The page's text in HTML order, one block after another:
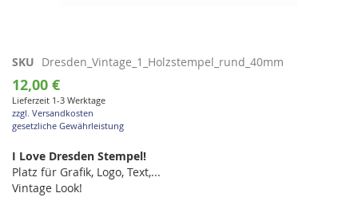
Zum
Anfang
der
Bildgalerie
springen
SKU Dresden_Vintage_1_Holzstempel_rund_40mm
12,00 €
Lieferzeit 1-3 Werktage
zzgl. Versandkosten
gesetzliche Gewährleistung
I Love Dresden Stempel!
Platz für Grafik, Logo, Text,...
Vintage Look!